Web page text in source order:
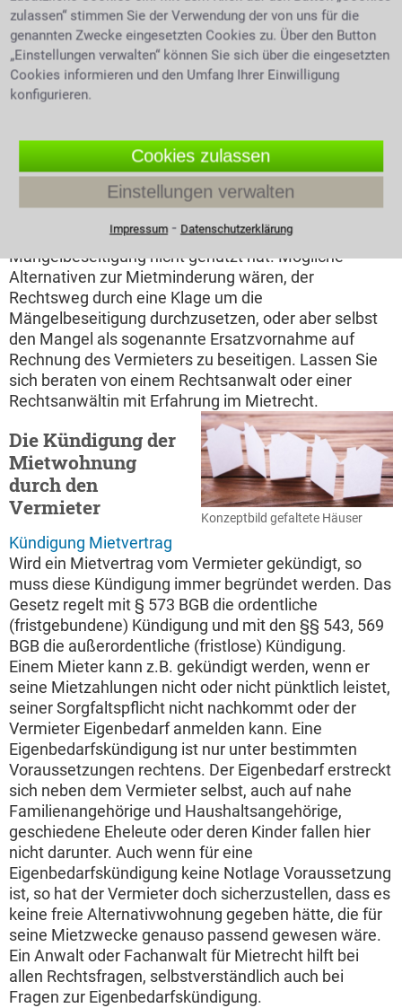
Mietminderung einforderbar. Welche Kürzung
rechtens ist, kann nicht generell festgesetzt werden.
Dies hängt von der jeweiligen Beeinträchtigung ab, ein
Balkon etwa, der wegen herumstreunender Katzen
nicht nutzbar ist, zieht nach einem Urteil des
den Mangel gegenüber dem Vermieter erst einmal
anzuzeigen. Eine Mietminderung ist folglich erst
rechtens, nachdem der Vermieter trotz
Schadensbehebung, die Gelegenheit zur
Mängelbeseitigung nicht genutzt hat. Mögliche
Alternativen zur Mietminderung wären, der
Rechtsweg durch eine Klage um die
Mängelbeseitigung durchzusetzen, oder aber selbst
den Mangel als sogenannte Ersatzvornahme auf
Rechnung des Vermieters zu beseitigen. Lassen Sie
sich beraten von einem Rechtsanwalt oder einer
Rechtsanwältin mit Erfahrung im Mietrecht.
Konzeptbild gefaltete Häuser
Die Kündigung der
Mietwohnung
durch den
Vermieter
Kündigung Mietvertrag
Wird ein Mietvertrag vom Vermieter gekündigt, so
muss diese Kündigung immer begründet werden. Das
Gesetz regelt mit § 573 BGB die ordentliche
(fristgebundene) Kündigung und mit den §§ 543, 569
BGB die außerordentliche (fristlose) Kündigung.
Einem Mieter kann z.B. gekündigt werden, wenn er
seine Mietzahlungen nicht oder nicht pünktlich leistet,
seiner Sorgfaltspflicht nicht nachkommt oder der
Vermieter Eigenbedarf anmelden kann. Eine
Eigenbedarfskündigung ist nur unter bestimmten
Voraussetzungen rechtens. Der Eigenbedarf erstreckt
sich neben dem Vermieter selbst, auch auf nahe
Familienangehörige und Haushaltsangehörige,
geschiedene Eheleute oder deren Kinder fallen hier
nicht darunter. Auch wenn für eine
Eigenbedarfskündigung keine Notlage Voraussetzung
ist, so hat der Vermieter doch sicherzustellen, dass es
keine freie Alternativwohnung gegeben hätte, die für
seine Mietzwecke genauso passend gewesen wäre.
Ein Anwalt oder Fachanwalt für Mietrecht hilft bei
allen Rechtsfragen, selbstverständlich auch bei
Fragen zur Eigenbedarfskündigung.
zulassen“ stimmen Sie der Verwendung der von uns für die
genannten Zwecke eingesetzten Cookies zu. Über den Button
„Einstellungen verwalten“ können Sie sich über die eingesetzten
Cookies informieren und den Umfang Ihrer Einwilligung
konfigurieren.
Cookies zulassen
Einstellungen verwalten
Impressum⁃ Datenschutzerklärung